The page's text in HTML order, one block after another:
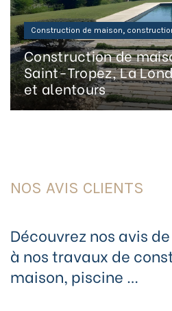
Construction de maison,
Entreprise de maçonnerie
Construction de
Saint-Tropez, La
et alentours
NOS AVIS CLIENTS
Découvrez nos avis
à nos travaux de
maison, piscine …